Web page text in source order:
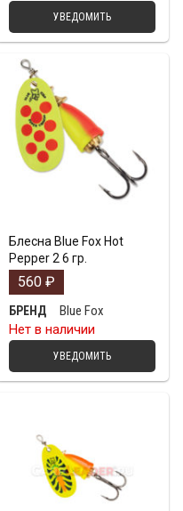
УВЕДОМИТЬ
Блесна Blue Fox Hot
Pepper 2 6 гр.
560 ₽
БРЕНД
Blue Fox
Нет в наличии
УВЕДОМИТЬ